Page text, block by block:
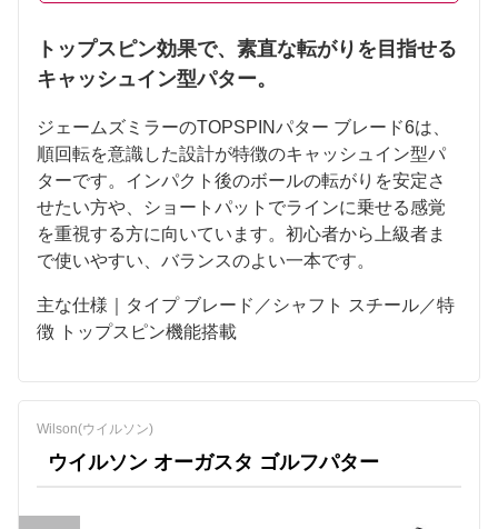
トップスピン効果で、素直な転がりを目指せる
キャッシュイン型パター。
ジェームズミラーのTOPSPINパター ブレード6は、
順回転を意識した設計が特徴のキャッシュイン型パ
ターです。インパクト後のボールの転がりを安定さ
せたい方や、ショートパットでラインに乗せる感覚
を重視する方に向いています。初心者から上級者ま
で使いやすい、バランスのよい一本です。
主な仕様｜タイプ ブレード／シャフト スチール／特
徴 トップスピン機能搭載
Wilson(ウイルソン)
ウイルソン オーガスタ ゴルフパター